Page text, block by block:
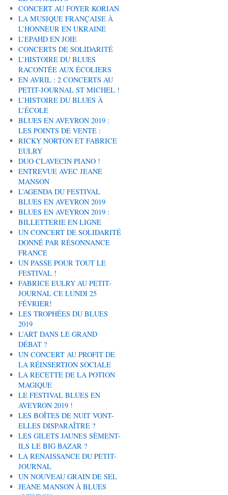
CONCERT AU FOYER KORIAN
LA MUSIQUE FRANÇAISE À
L’HONNEUR EN UKRAINE
L’EPAHD EN JOIE
CONCERTS DE SOLIDARITÉ
L’HISTOIRE DU BLUES
RACONTÉE AUX ÉCOLIERS
EN AVRIL : 2 CONCERTS AU
PETIT-JOURNAL ST MICHEL !
L’HISTOIRE DU BLUES À
L’ÉCOLE
BLUES EN AVEYRON 2019 :
LES POINTS DE VENTE :
RICKY NORTON ET FABRICE
EULRY
DUO CLAVECIN PIANO !
ENTREVUE AVEC JEANE
MANSON
L’AGENDA DU FESTIVAL
BLUES EN AVEYRON 2019
BLUES EN AVEYRON 2019 :
BILLETTERIE EN LIGNE
UN CONCERT DE SOLIDARITÉ
DONNÉ PAR RÉSONNANCE
FRANCE
UN PASSE POUR TOUT LE
FESTIVAL !
FABRICE EULRY AU PETIT-
JOURNAL CE LUNDI 25
FÉVRIER!
LES TROPHÉES DU BLUES
2019
L’ART DANS LE GRAND
DÉBAT ?
UN CONCERT AU PROFIT DE
LA RÉINSERTION SOCIALE
LA RECETTE DE LA POTION
MAGIQUE
LE FESTIVAL BLUES EN
AVEYRON 2019 !
LES BOÎTES DE NUIT VONT-
ELLES DISPARAÎTRE ?
LES GILETS JAUNES SÈMENT-
ILS LE BIG BAZAR ?
LA RENAISSANCE DU PETIT-
JOURNAL
UN NOUVEAU GRAIN DE SEL
JEANE MANSON À BLUES